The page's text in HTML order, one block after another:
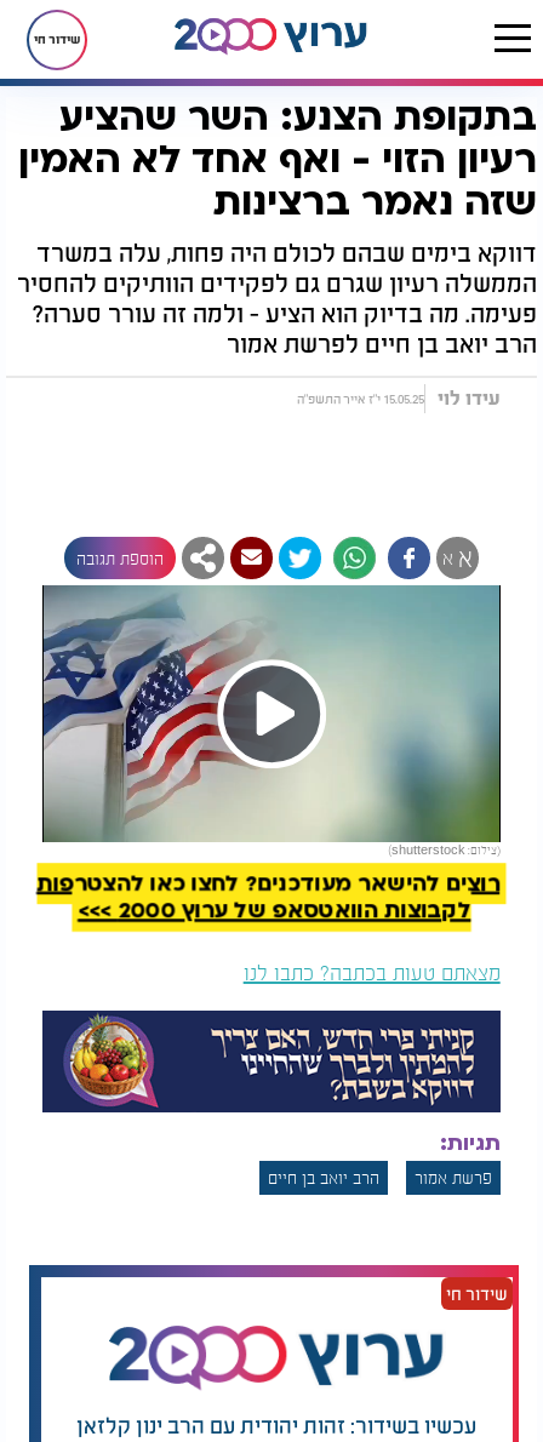
שידור חי
דף הבית יהדות לקראת שבת בתקופת הצנע: השר שהציע רעיון הזוי - ואף אחד לא האמין שזה נאמר ברצינות
בתקופת הצנע: השר שהציע
רעיון הזוי - ואף אחד לא האמין
שזה נאמר ברצינות
דווקא בימים שבהם לכולם היה פחות, עלה במשרד
הממשלה רעיון שגרם גם לפקידים הוותיקים להחסיר
פעימה. מה בדיוק הוא הציע - ולמה זה עורר סערה?
הרב יואב בן חיים לפרשת אמור
עידו לוי 15.05.25 י"ז אייר התשפ"ה
א א הוספת תגובה
Play
Video
(צילום: shutterstock)
רוצים להישאר מעודכנים? לחצו כאן להצטרפות
לקבוצות הוואטסאפ של ערוץ 2000 >>>
מצאתם טעות בכתבה? כתבו לנו
תגיות:
פרשת אמור הרב יואב בן חיים
שידור חי
עכשיו בשידור: זהות יהודית עם הרב ינון קלזאן